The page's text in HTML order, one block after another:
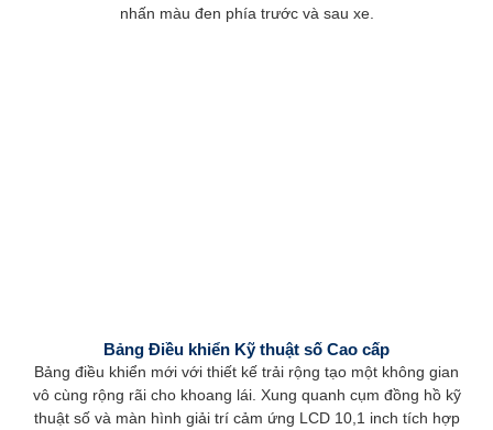
nhấn màu đen phía trước và sau xe.
Bảng Điều khiển Kỹ thuật số Cao cấp
Bảng điều khiển mới với thiết kế trải rộng tạo một không gian
vô cùng rộng rãi cho khoang lái. Xung quanh cụm đồng hồ kỹ
thuật số và màn hình giải trí cảm ứng LCD 10,1 inch tích hợp